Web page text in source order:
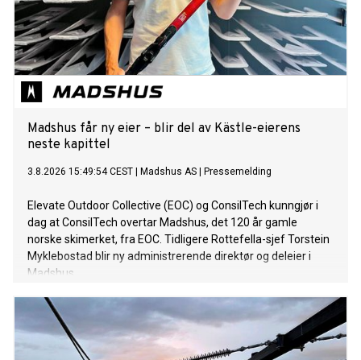
Madshus får ny eier – blir del av Kästle-eierens
neste kapittel
3.8.2026 15:49:54 CEST Madshus AS Pressemelding
Elevate Outdoor Collective (EOC) og ConsilTech kunngjør i
dag at ConsilTech overtar Madshus, det 120 år gamle
norske skimerket, fra EOC. Tidligere Rottefella-sjef Torstein
Myklebostad blir ny administrerende direktør og deleier i
Madshus.